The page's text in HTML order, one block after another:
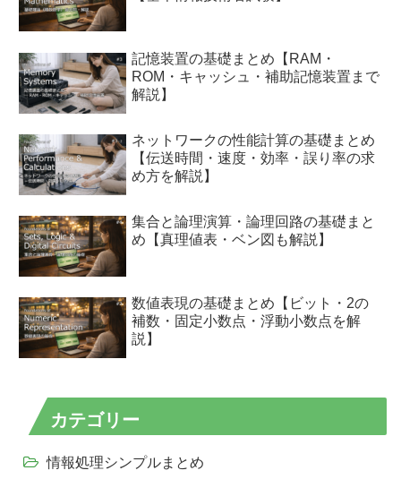
記憶装置の基礎まとめ【RAM・
ROM・キャッシュ・補助記憶装置まで
解説】
ネットワークの性能計算の基礎まとめ
【伝送時間・速度・効率・誤り率の求
め方を解説】
集合と論理演算・論理回路の基礎まと
め【真理値表・ベン図も解説】
数値表現の基礎まとめ【ビット・2の
補数・固定小数点・浮動小数点を解
説】
カテゴリー
情報処理シンプルまとめ